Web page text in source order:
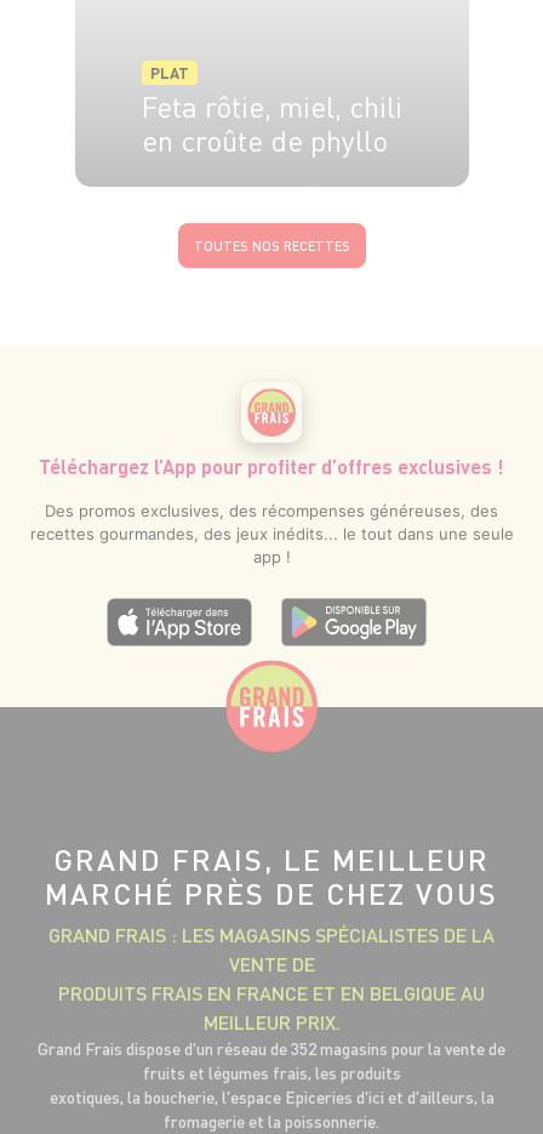
PLAT
Feta rôtie, miel, chili
en croûte de phyllo
TOUTES NOS RECETTES
Téléchargez l’App pour profiter d’offres exclusives !
Des promos exclusives, des récompenses généreuses, des
recettes gourmandes, des jeux inédits... le tout dans une seule
app !
GRAND FRAIS, LE MEILLEUR
MARCHÉ PRÈS DE CHEZ VOUS
GRAND FRAIS : LES MAGASINS SPÉCIALISTES DE LA
VENTE DE
PRODUITS FRAIS EN FRANCE ET EN BELGIQUE AU
MEILLEUR PRIX.
Grand Frais dispose d'un réseau de 352 magasins pour la vente de
fruits et légumes frais, les produits
exotiques, la boucherie, l'espace Epiceries d'ici et d'ailleurs, la
fromagerie et la poissonnerie.